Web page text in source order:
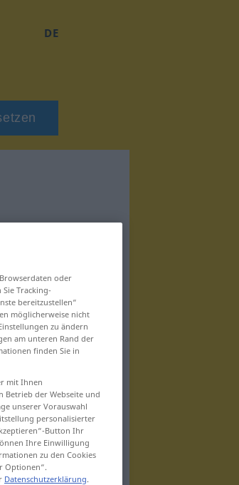
DE
oder
Tracking-
bereitzustellen“
möglicherweise nicht
zu ändern
am unteren Rand der
finden Sie in
mit Ihnen
Betrieb der Webseite und
unserer Vorauswahl
personalisierter
Button Ihr
Ihre Einwilligung
zu den Cookies
Optionen“.
Datenschutzerklärung.